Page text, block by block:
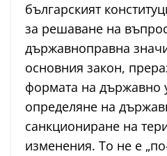
българският
за решаване на
държавноправна
основния закон,
формата на държавно
определяне на
санкциониране на
изменения. То не е